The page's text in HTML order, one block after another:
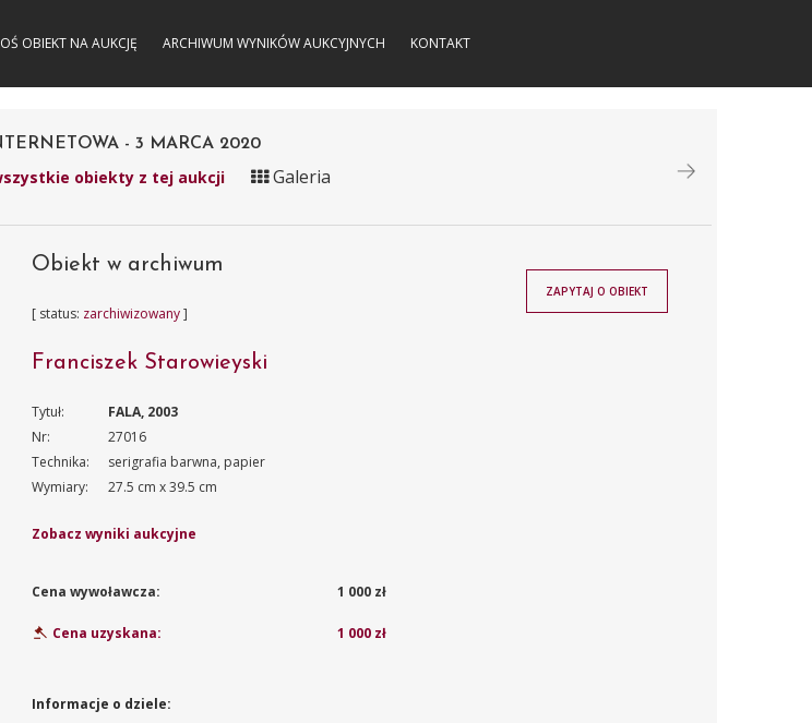
OBIEKT NA AUKCJĘ ARCHIWUM WYNIKÓW AUKCYJNYCH KONTAKT
- 3 MARCA 2020
obiekty z tej aukcji Galeria
Obiekt w archiwum
[ status: zarchiwizowany]
Franciszek Starowieyski
Tytuł:
FALA, 2003
Nr:
27016
Technika:
serigrafia barwna, papier
Wymiary:
27.5 cm x 39.5 cm
Zobacz wyniki aukcyjne
Cena wywoławcza: 1 000 zł
Cena uzyskana: 1 000 zł
ZAPYTAJ O OBIEKT
Informacje o dziele: